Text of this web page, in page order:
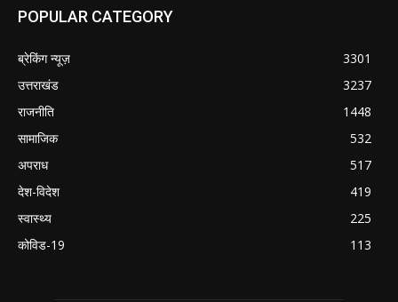
POPULAR CATEGORY
ब्रेकिंग न्यूज़
3301
उत्तराखंड
3237
राजनीति
1448
सामाजिक
532
अपराध
517
देश-विदेश
419
स्वास्थ्य
225
कोविड-19
113